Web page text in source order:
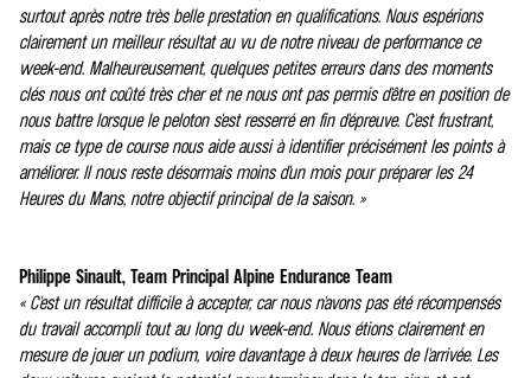
surtout après notre très belle prestation en qualifications. Nous espérions
clairement un meilleur résultat au vu de notre niveau de performance ce
week-end. Malheureusement, quelques petites erreurs dans des moments
clés nous ont coûté très cher et ne nous ont pas permis d'être en position de
nous battre lorsque le peloton s'est resserré en fin d'épreuve. C'est frustrant,
mais ce type de course nous aide aussi à identifier précisément les points à
améliorer. Il nous reste désormais moins d'un mois pour préparer les 24
Heures du Mans, notre objectif principal de la saison. »
Philippe Sinault, Team Principal Alpine Endurance Team
« C'est un résultat difficile à accepter, car nous n'avons pas été récompensés
du travail accompli tout au long du week-end. Nous étions clairement en
mesure de jouer un podium, voire davantage à deux heures de l'arrivée. Les